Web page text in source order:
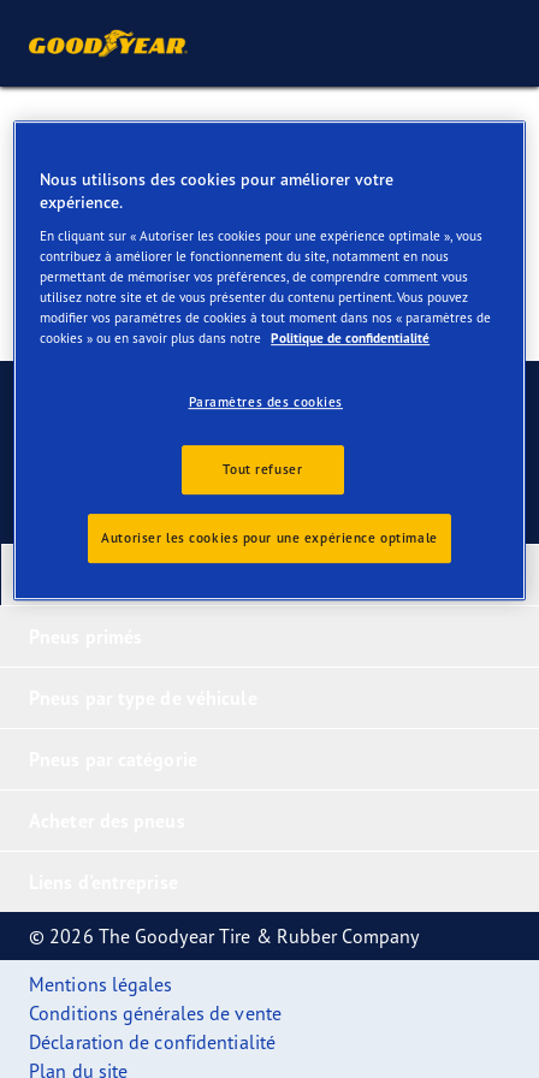
Pneus 4 saisons pour votre
BMW i4 & i4 M
© 2026 The Goodyear Tire & Rubber Company
Mentions légales
Conditions générales de vente
Déclaration de confidentialité
Plan du site
Nous utilisons des cookies pour améliorer votre
expérience.
En cliquant sur « Autoriser les cookies pour une expérience optimale », vous
contribuez à améliorer le fonctionnement du site, notamment en nous
permettant de mémoriser vos préférences, de comprendre comment vous
utilisez notre site et de vous présenter du contenu pertinent. Vous pouvez
modifier vos paramètres de cookies à tout moment dans nos « paramètres de
cookies » ou en savoir plus dans notre Politique de confidentialité
Paramètres des cookies
Tout refuser
Autoriser les cookies pour une expérience optimale